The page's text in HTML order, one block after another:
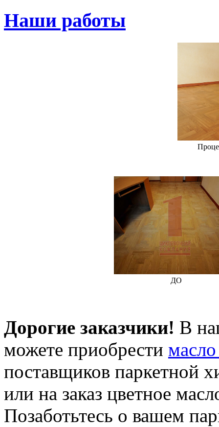
Наши работы
ДО
Дорогие заказчики! В
можете приобрести
поставщиков паркетной
или на заказ цветное
Позаботьтесь о вашем